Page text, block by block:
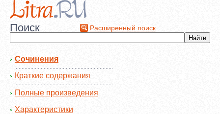
Поиск Расширенный поиск
Сочинения
Краткие содержания
Полные произведения
Характеристики